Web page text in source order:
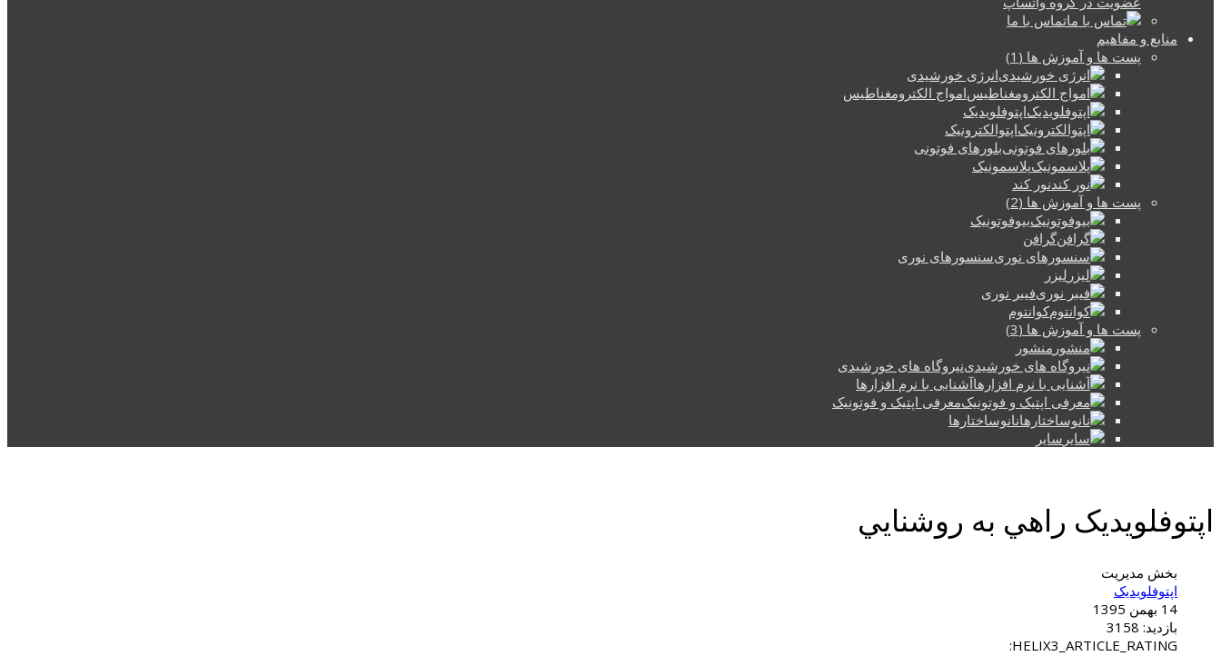
تماس با ما
منابع و مفاهیم
پست ها و آموزش ها (1)
انرژی خورشیدی
امواج الکترومغناطیس
اپتوفلویدیک
اپتوالکترونیک
بلورهای فوتونی
پلاسمونیک
نور کند
پست ها و آموزش ها (2)
بیوفوتونیک
گرافن
سنسورهای نوری
لیزر
فیبر نوری
کوانتوم
پست ها و آموزش ها (3)
منشور
نیروگاه های خورشیدی
آشنایی با نرم افزارها
معرفی اپتیک و فوتونیک
نانوساختارها
سایر
اپتوفلویدیک راهي به روشنايي
بخش مدیریت
اپتوفلویدیک
14 بهمن 1395
بازدید: 3158
HELIX3_ARTICLE_RATING: